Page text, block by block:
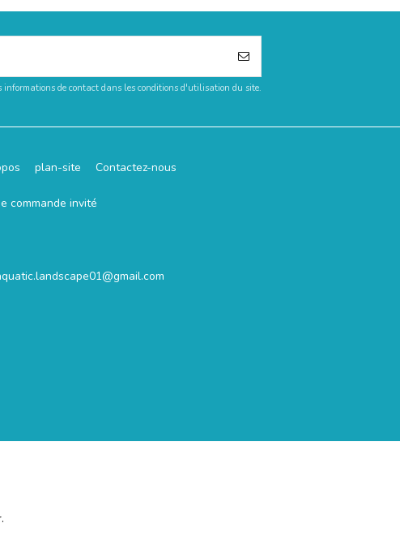
informations de contact dans les conditions d'utilisation du site.
plan-site Contactez-nous
commande invité